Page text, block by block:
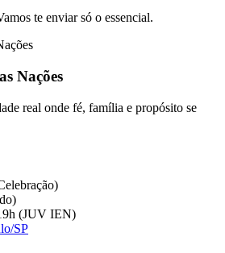
te enviar só o essencial.
Nações
real onde fé, família e propósito se
(JUV IEN)
SP